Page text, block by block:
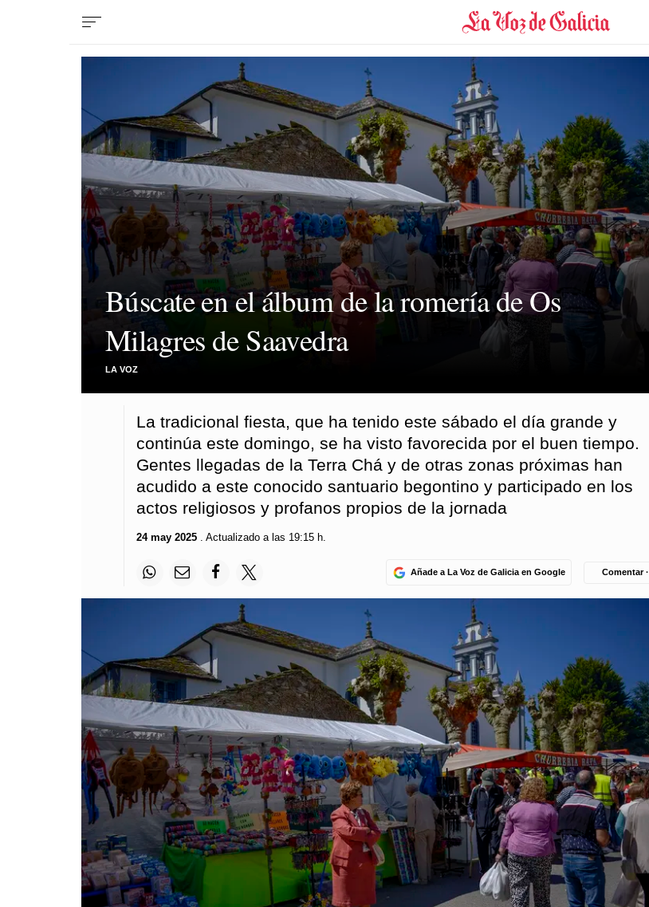
Búscate en el álbum de la romería de Os
Milagres de Saavedra
LA VOZ
La tradicional fiesta, que ha tenido este sábado el día grande y
continúa este domingo, se ha visto favorecida por el buen tiempo.
Gentes llegadas de la Terra Chá y de otras zonas próximas han
acudido a este conocido santuario begontino y participado en los
actos religiosos y profanos propios de la jornada
24 may 2025. Actualizado a las 19:15 h.
Añade a La Voz de Galicia en Google Comentar ·